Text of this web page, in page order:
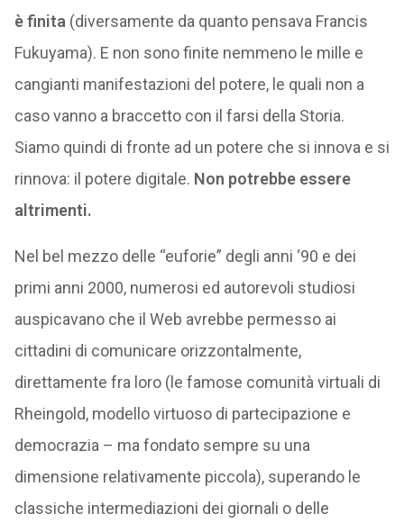
è finita (diversamente da quanto pensava Francis
Fukuyama). E non sono finite nemmeno le mille e
cangianti manifestazioni del potere, le quali non a
caso vanno a braccetto con il farsi della Storia.
Siamo quindi di fronte ad un potere che si innova e si
rinnova: il potere digitale. Non potrebbe essere
altrimenti.
Nel bel mezzo delle “euforie” degli anni ‘90 e dei
primi anni 2000, numerosi ed autorevoli studiosi
auspicavano che il Web avrebbe permesso ai
cittadini di comunicare orizzontalmente,
direttamente fra loro (le famose comunità virtuali di
Rheingold, modello virtuoso di partecipazione e
democrazia – ma fondato sempre su una
dimensione relativamente piccola), superando le
classiche intermediazioni dei giornali o delle